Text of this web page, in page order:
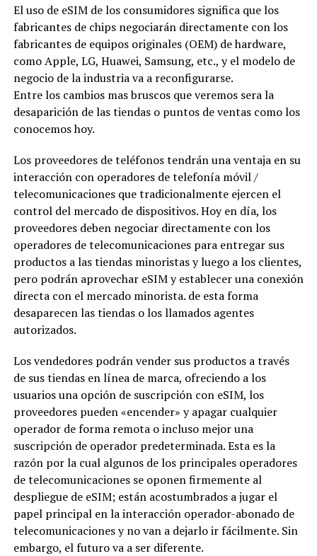
El uso de eSIM de los consumidores significa que los
fabricantes de chips negociarán directamente con los
fabricantes de equipos originales (OEM) de hardware,
como Apple, LG, Huawei, Samsung, etc., y el modelo de
negocio de la industria va a reconfigurarse.
Entre los cambios mas bruscos que veremos sera la
desaparición de las tiendas o puntos de ventas como los
conocemos hoy.
Los proveedores de teléfonos tendrán una ventaja en su
interacción con operadores de telefonía móvil /
telecomunicaciones que tradicionalmente ejercen el
control del mercado de dispositivos. Hoy en día, los
proveedores deben negociar directamente con los
operadores de telecomunicaciones para entregar sus
productos a las tiendas minoristas y luego a los clientes,
pero podrán aprovechar eSIM y establecer una conexión
directa con el mercado minorista. de esta forma
desaparecen las tiendas o los llamados agentes
autorizados.
Los vendedores podrán vender sus productos a través
de sus tiendas en línea de marca, ofreciendo a los
usuarios una opción de suscripción con eSIM, los
proveedores pueden «encender» y apagar cualquier
operador de forma remota o incluso mejor una
suscripción de operador predeterminada. Esta es la
razón por la cual algunos de los principales operadores
de telecomunicaciones se oponen firmemente al
despliegue de eSIM; están acostumbrados a jugar el
papel principal en la interacción operador-abonado de
telecomunicaciones y no van a dejarlo ir fácilmente. Sin
embargo, el futuro va a ser diferente.